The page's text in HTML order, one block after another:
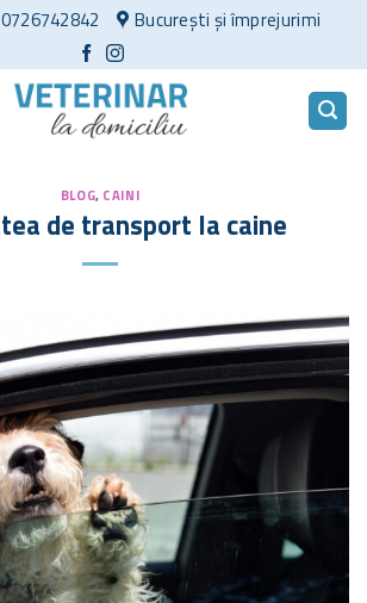
0726742842 București și împrejurimi
BLOG, CAINI
de transport la caine